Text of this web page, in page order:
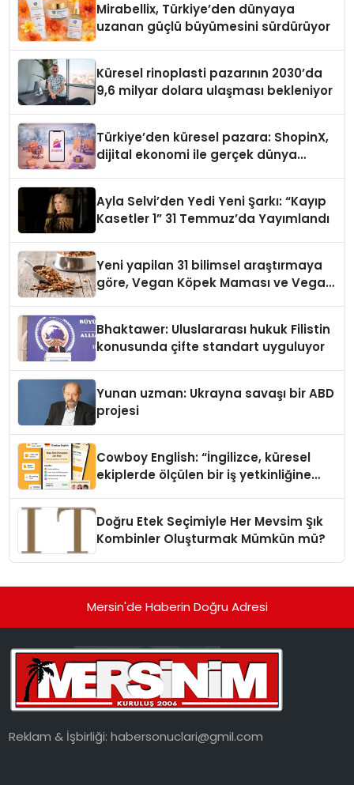
Mirabellix, Türkiye’den dünyaya
uzanan güçlü büyümesini sürdürüyor
Küresel rinoplasti pazarının 2030’da
9,6 milyar dolara ulaşması bekleniyor
Türkiye’den küresel pazara: ShopinX,
dijital ekonomi ile gerçek dünya
Ayla Selvi’den Yedi Yeni Şarkı: “Kayıp
Kasetler 1” 31 Temmuz’da Yayımlandı
Yeni yapilan 31 bilimsel araştırmaya
göre, Vegan Köpek Maması ve Vegan
Bhaktawer: Uluslararası hukuk Filistin
konusunda çifte standart uyguluyor
Yunan uzman: Ukrayna savaşı bir ABD
projesi
Cowboy English: “İngilizce, küresel
ekiplerde ölçülen bir iş yetkinliğine
Doğru Etek Seçimiyle Her Mevsim Şık
Kombinler Oluşturmak Mümkün mü?
Mersin'de Haberin Doğru Adresi
Reklam & İşbirliği:habersonuclari@gmil.com